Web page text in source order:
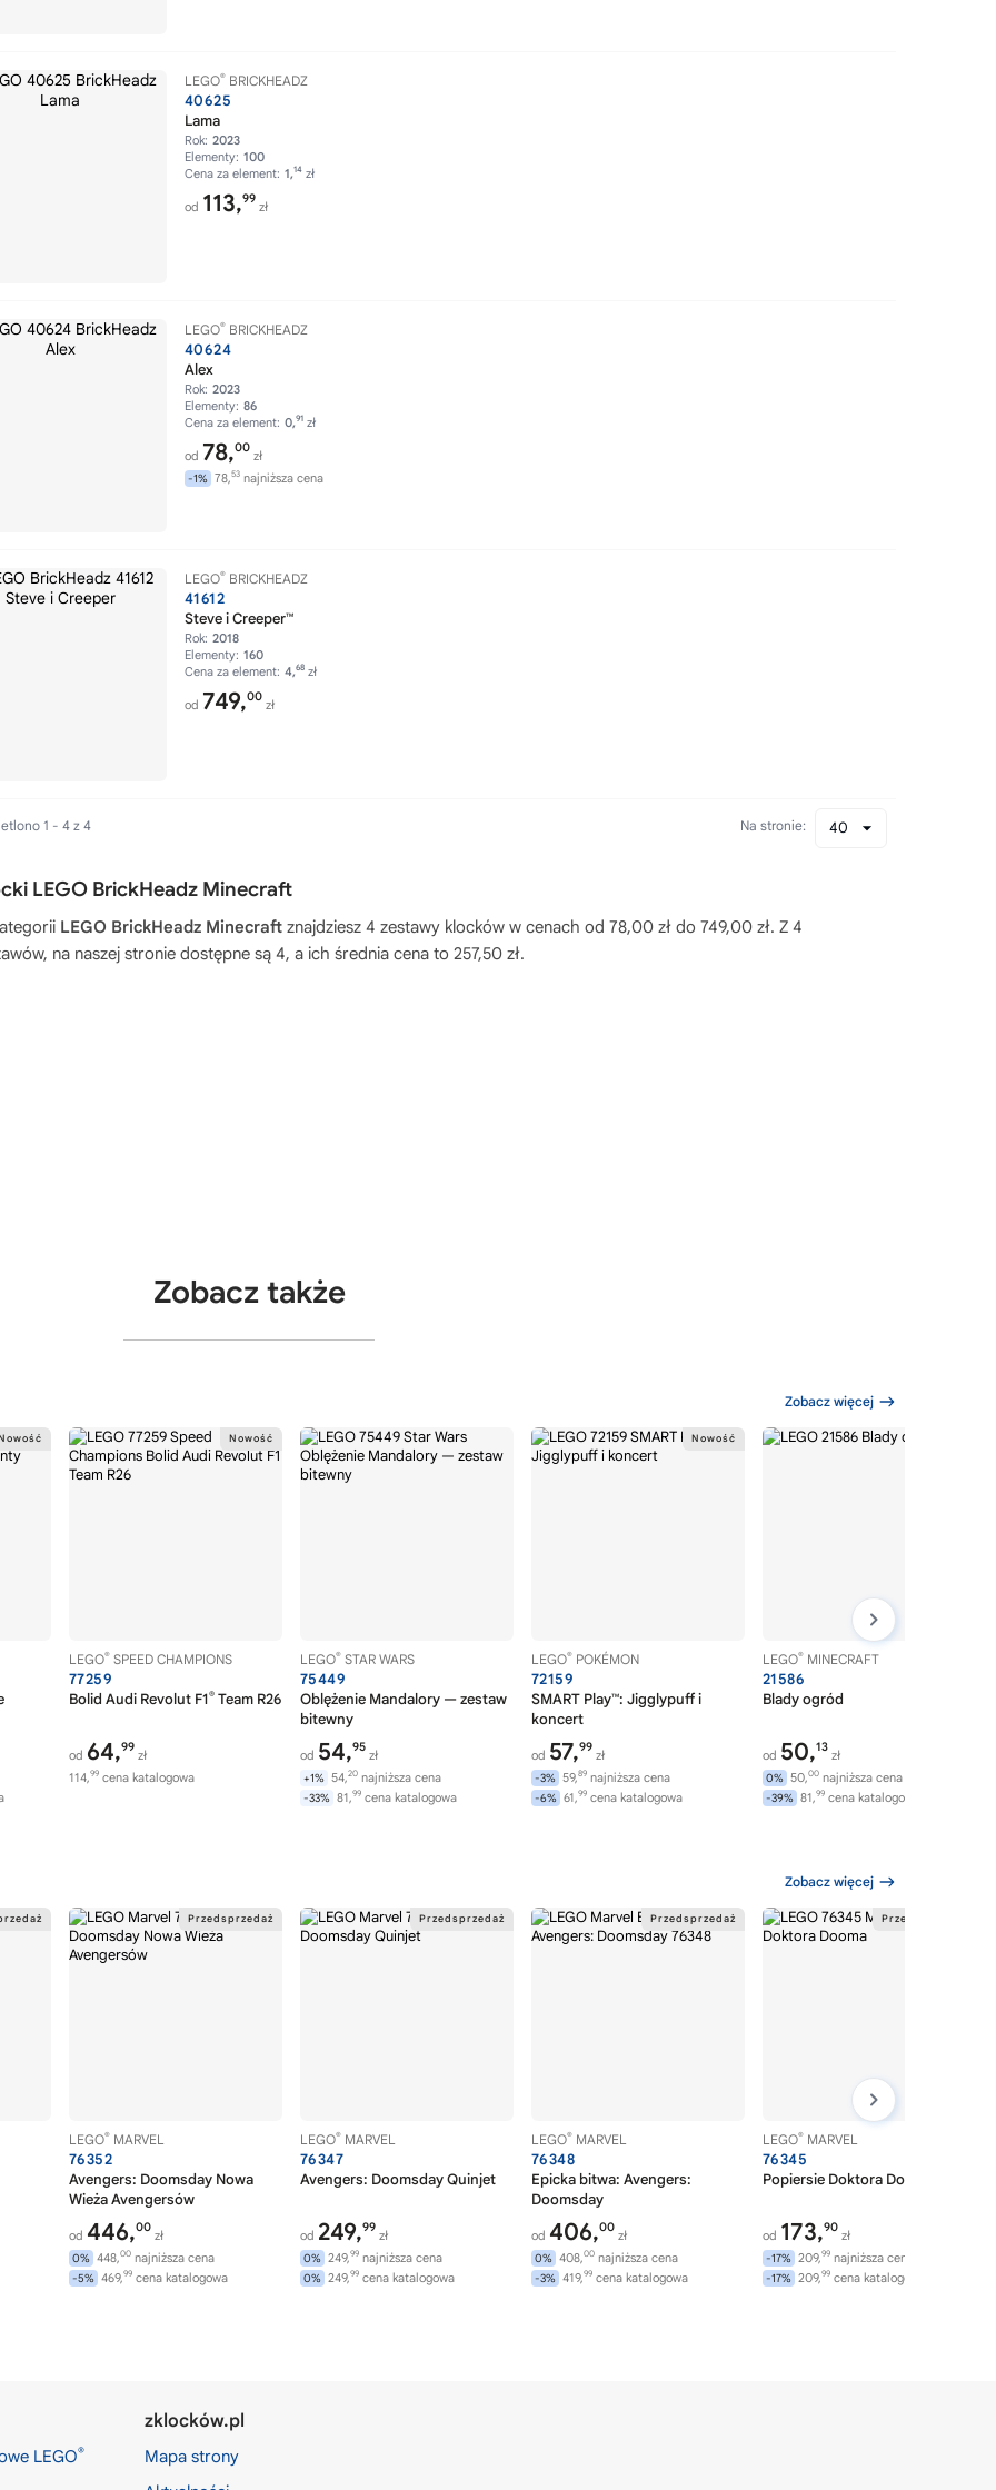
LEGO® BRICKHEADZ
40625
Lama
Rok: 2023
Elementy: 100
Cena za element: 1,14 zł
od 113,99
zł
LEGO® BRICKHEADZ
40624
Alex
Rok: 2023
Elementy: 86
Cena za element: 0,91 zł
od 78,00
zł
-1% 78,53 najniższa cena
LEGO® BRICKHEADZ
41612
Steve i Creeper™
Rok: 2018
Elementy: 160
Cena za element: 4,68 zł
od 749,00
zł
1 - 4 z 4 40
Na stronie:
LEGO BrickHeadz Minecraft
LEGO BrickHeadz Minecraft znajdziesz 4 zestawy klocków w cenach od 78,00 zł do 749,00 zł. Z 4
na naszej stronie dostępne są 4, a ich średnia cena to 257,50 zł.
Zobacz także
Zobacz więcej
LEGO® SPEED CHAMPIONS
77259
Bolid Audi Revolut F1® Team R26
od 64,99
zł
114,99 cena katalogowa
LEGO® STAR WARS
75449
Oblężenie Mandalory — zestaw
bitewny
od 54,95
zł
+1% 54,20 najniższa cena
-33% 81,99 cena katalogowa
LEGO® POKÉMON
72159
SMART Play™: Jigglypuff i
koncert
od 57,99
zł
-3% 59,89 najniższa cena
-6% 61,99 cena katalogowa
LEGO® MINECRAFT
21586
Blady ogród
od 50,13
zł
0% 50,00 najniższa cena
-39% 81,99 cena katalogowa
Zobacz więcej
LEGO® MARVEL
76352
Avengers: Doomsday Nowa
Wieża Avengersów
od 446,00
zł
0% 448,00 najniższa cena
-5% 469,99 cena katalogowa
LEGO® MARVEL
76347
Avengers: Doomsday Quinjet
od 249,99
zł
0% 249,99 najniższa cena
0% 249,99 cena katalogowa
LEGO® MARVEL
76348
Epicka bitwa: Avengers:
Doomsday
od 406,00
zł
0% 408,00 najniższa cena
-3% 419,99 cena katalogowa
LEGO® MARVEL
76345
Popiersie Doktora Dooma
od 173,90
zł
-17% 209,99 najniższa cena
-17% 209,99 cena katalogowa
LEGO®
zklocków.pl
Mapa strony